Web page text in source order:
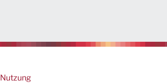
Footer
Nutzung